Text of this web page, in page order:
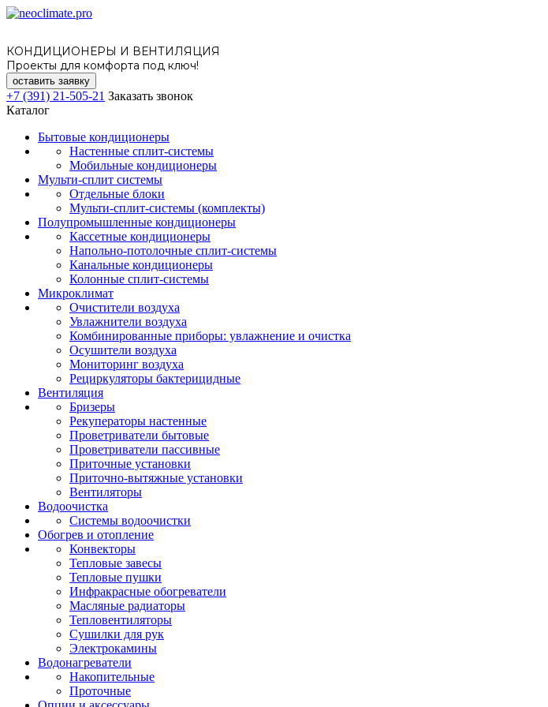
КОНДИЦИОНЕРЫ И ВЕНТИЛЯЦИЯ
Проекты для комфорта под ключ!
оставить заявку
+7 (391) 21-505-21 Заказать звонок
Каталог
Бытовые кондиционеры
Настенные сплит-системы
Мобильные кондиционеры
Мульти-сплит системы
Отдельные блоки
Мульти-сплит-системы (комплекты)
Полупромышленные кондиционеры
Кассетные кондиционеры
Напольно-потолочные сплит-системы
Канальные кондиционеры
Колонные сплит-системы
Микроклимат
Очистители воздуха
Увлажнители воздуха
Комбинированные приборы: увлажнение и очистка
Осушители воздуха
Мониторинг воздуха
Рециркуляторы бактерицидные
Вентиляция
Бризеры
Рекуператоры настенные
Проветриватели бытовые
Проветриватели пассивные
Приточные установки
Приточно-вытяжные установки
Вентиляторы
Водоочистка
Системы водоочистки
Обогрев и отопление
Конвекторы
Тепловые завесы
Тепловые пушки
Инфракрасные обогреватели
Масляные радиаторы
Тепловентиляторы
Сушилки для рук
Электрокамины
Водонагреватели
Накопительные
Проточные